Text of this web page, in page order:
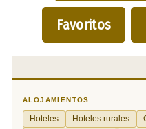
Favoritos